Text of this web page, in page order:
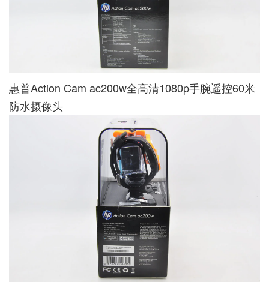
惠普Action Cam ac200w全高清1080p手腕遥控60米
防水摄像头